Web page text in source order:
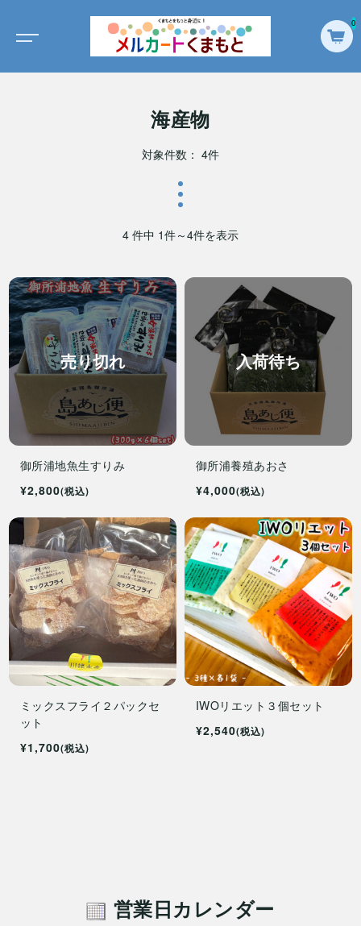
0
海産物
対象件数： 4件
4 件中 1件～4件を表示
売り切れ
御所浦地魚生すりみ
¥2,800(税込)
入荷待ち
御所浦養殖あおさ
¥4,000(税込)
ミックスフライ２パックセ
ット
¥1,700(税込)
IWOリエット３個セット
¥2,540(税込)
営業日カレンダー